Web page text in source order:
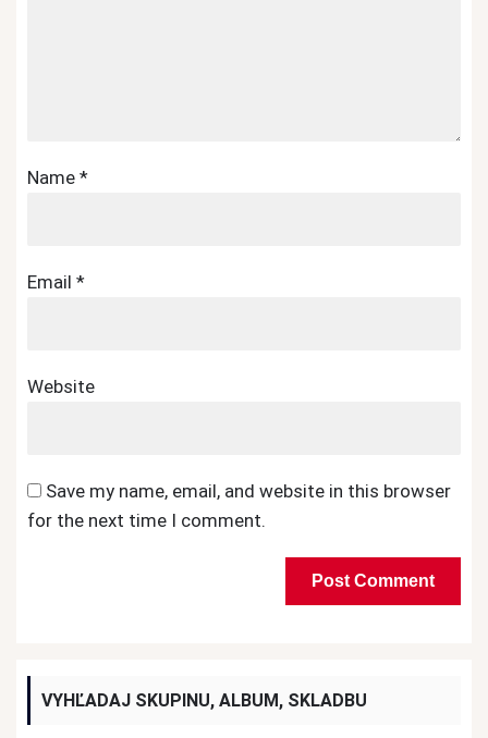
Name *
Email *
Website
Save my name, email, and website in this browser
for the next time I comment.
VYHĽADAJ SKUPINU, ALBUM, SKLADBU